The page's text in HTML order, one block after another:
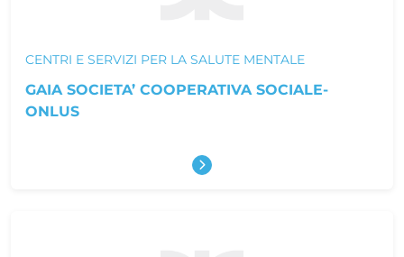
CENTRI E SERVIZI PER LA SALUTE MENTALE
GAIA SOCIETA’ COOPERATIVA SOCIALE-
ONLUS
Scopri di più